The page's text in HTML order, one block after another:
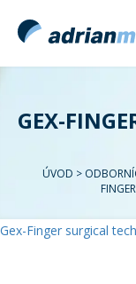
GEX-
ÚVOD >
Gex-Finger surgical